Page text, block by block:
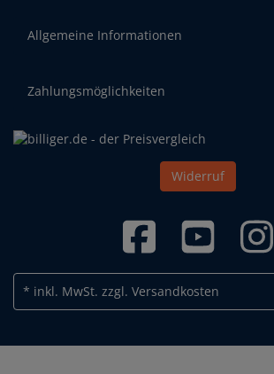
Allgemeine Informationen
Zahlungsmöglichkeiten
Widerruf
* inkl. MwSt. zzgl. Versandkosten